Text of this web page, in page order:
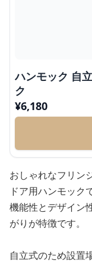
ハンモック 自
ク
¥6,180
おしゃれなフリン
ドア用ハンモック
機能性とデザイン
がりが特徴です。
自立式のため設置